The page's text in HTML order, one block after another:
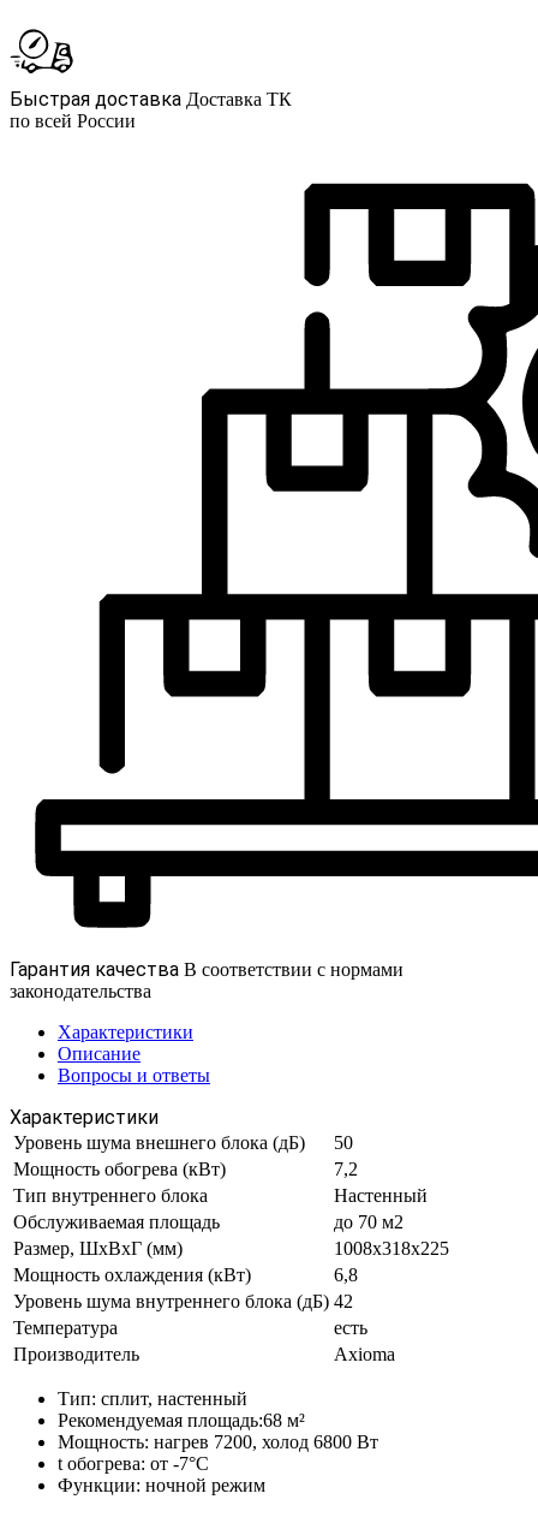
Быстрая доставка Доставка ТК
по всей России
Гарантия качества В соответствии с нормами
законодательства
Характеристики
Описание
Вопросы и ответы
Характеристики
Уровень шума внешнего блока (дБ)
50
Мощность обогрева (кВт)
7,2
Тип внутреннего блока
Настенный
Обслуживаемая площадь
до 70 м2
Размер, ШхВхГ (мм)
1008x318x225
Мощность охлаждения (кВт)
6,8
Уровень шума внутреннего блока (дБ) 42
Температура
есть
Производитель
Axioma
Тип: сплит, настенный
Рекомендуемая площадь:68 м²
Мощность: нагрев 7200, холод 6800 Вт
t обогрева: от -7°C
Функции: ночной режим